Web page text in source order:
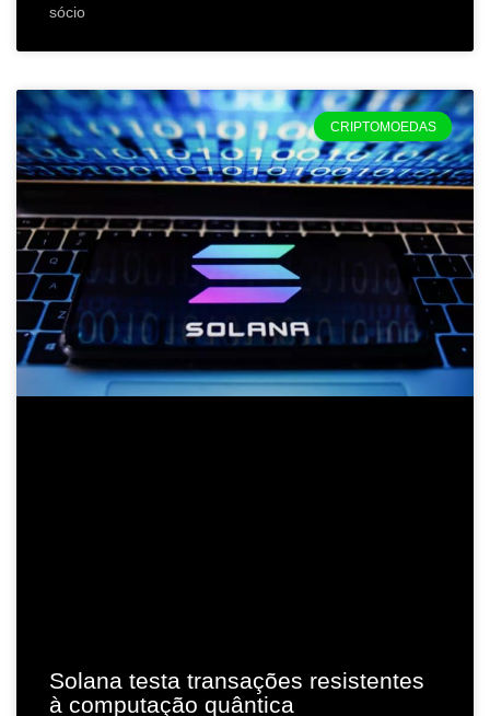
sócio
CRIPTOMOEDAS
Solana testa transações resistentes
à computação quântica